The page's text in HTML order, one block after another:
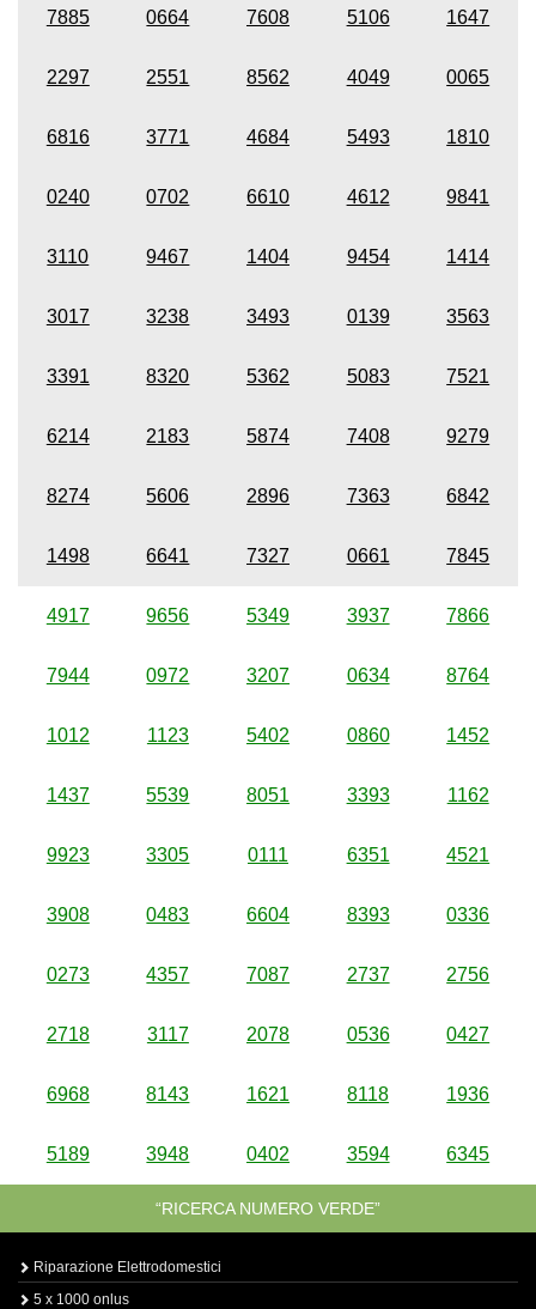
7885 0664 7608 5106 1647
2297 2551 8562 4049 0065
6816 3771 4684 5493 1810
0240 0702 6610 4612 9841
3110 9467 1404 9454 1414
3017 3238 3493 0139 3563
3391 8320 5362 5083 7521
6214 2183 5874 7408 9279
8274 5606 2896 7363 6842
1498 6641 7327 0661 7845
4917 9656 5349 3937 7866
7944 0972 3207 0634 8764
1012 1123 5402 0860 1452
1437 5539 8051 3393 1162
9923 3305 0111 6351 4521
3908 0483 6604 8393 0336
0273 4357 7087 2737 2756
2718 3117 2078 0536 0427
6968 8143 1621 8118 1936
5189 3948 0402 3594 6345
“RICERCA NUMERO VERDE”
Riparazione Elettrodomestici
5 x 1000 onlus